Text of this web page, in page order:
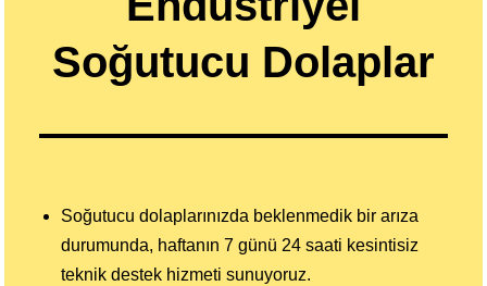
Soğutucu Dolaplar
Soğutucu dolaplarınızda beklenmedik bir arıza
durumunda, haftanın 7 günü 24 saati kesintisiz
teknik destek hizmeti sunuyoruz.